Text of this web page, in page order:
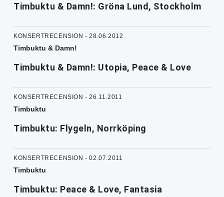
Timbuktu & Damn!: Gröna Lund, Stockholm
KONSERTRECENSION - 28.06.2012
Timbuktu & Damn!
Timbuktu & Damn!: Utopia, Peace & Love
KONSERTRECENSION - 26.11.2011
Timbuktu
Timbuktu: Flygeln, Norrköping
KONSERTRECENSION - 02.07.2011
Timbuktu
Timbuktu: Peace & Love, Fantasia